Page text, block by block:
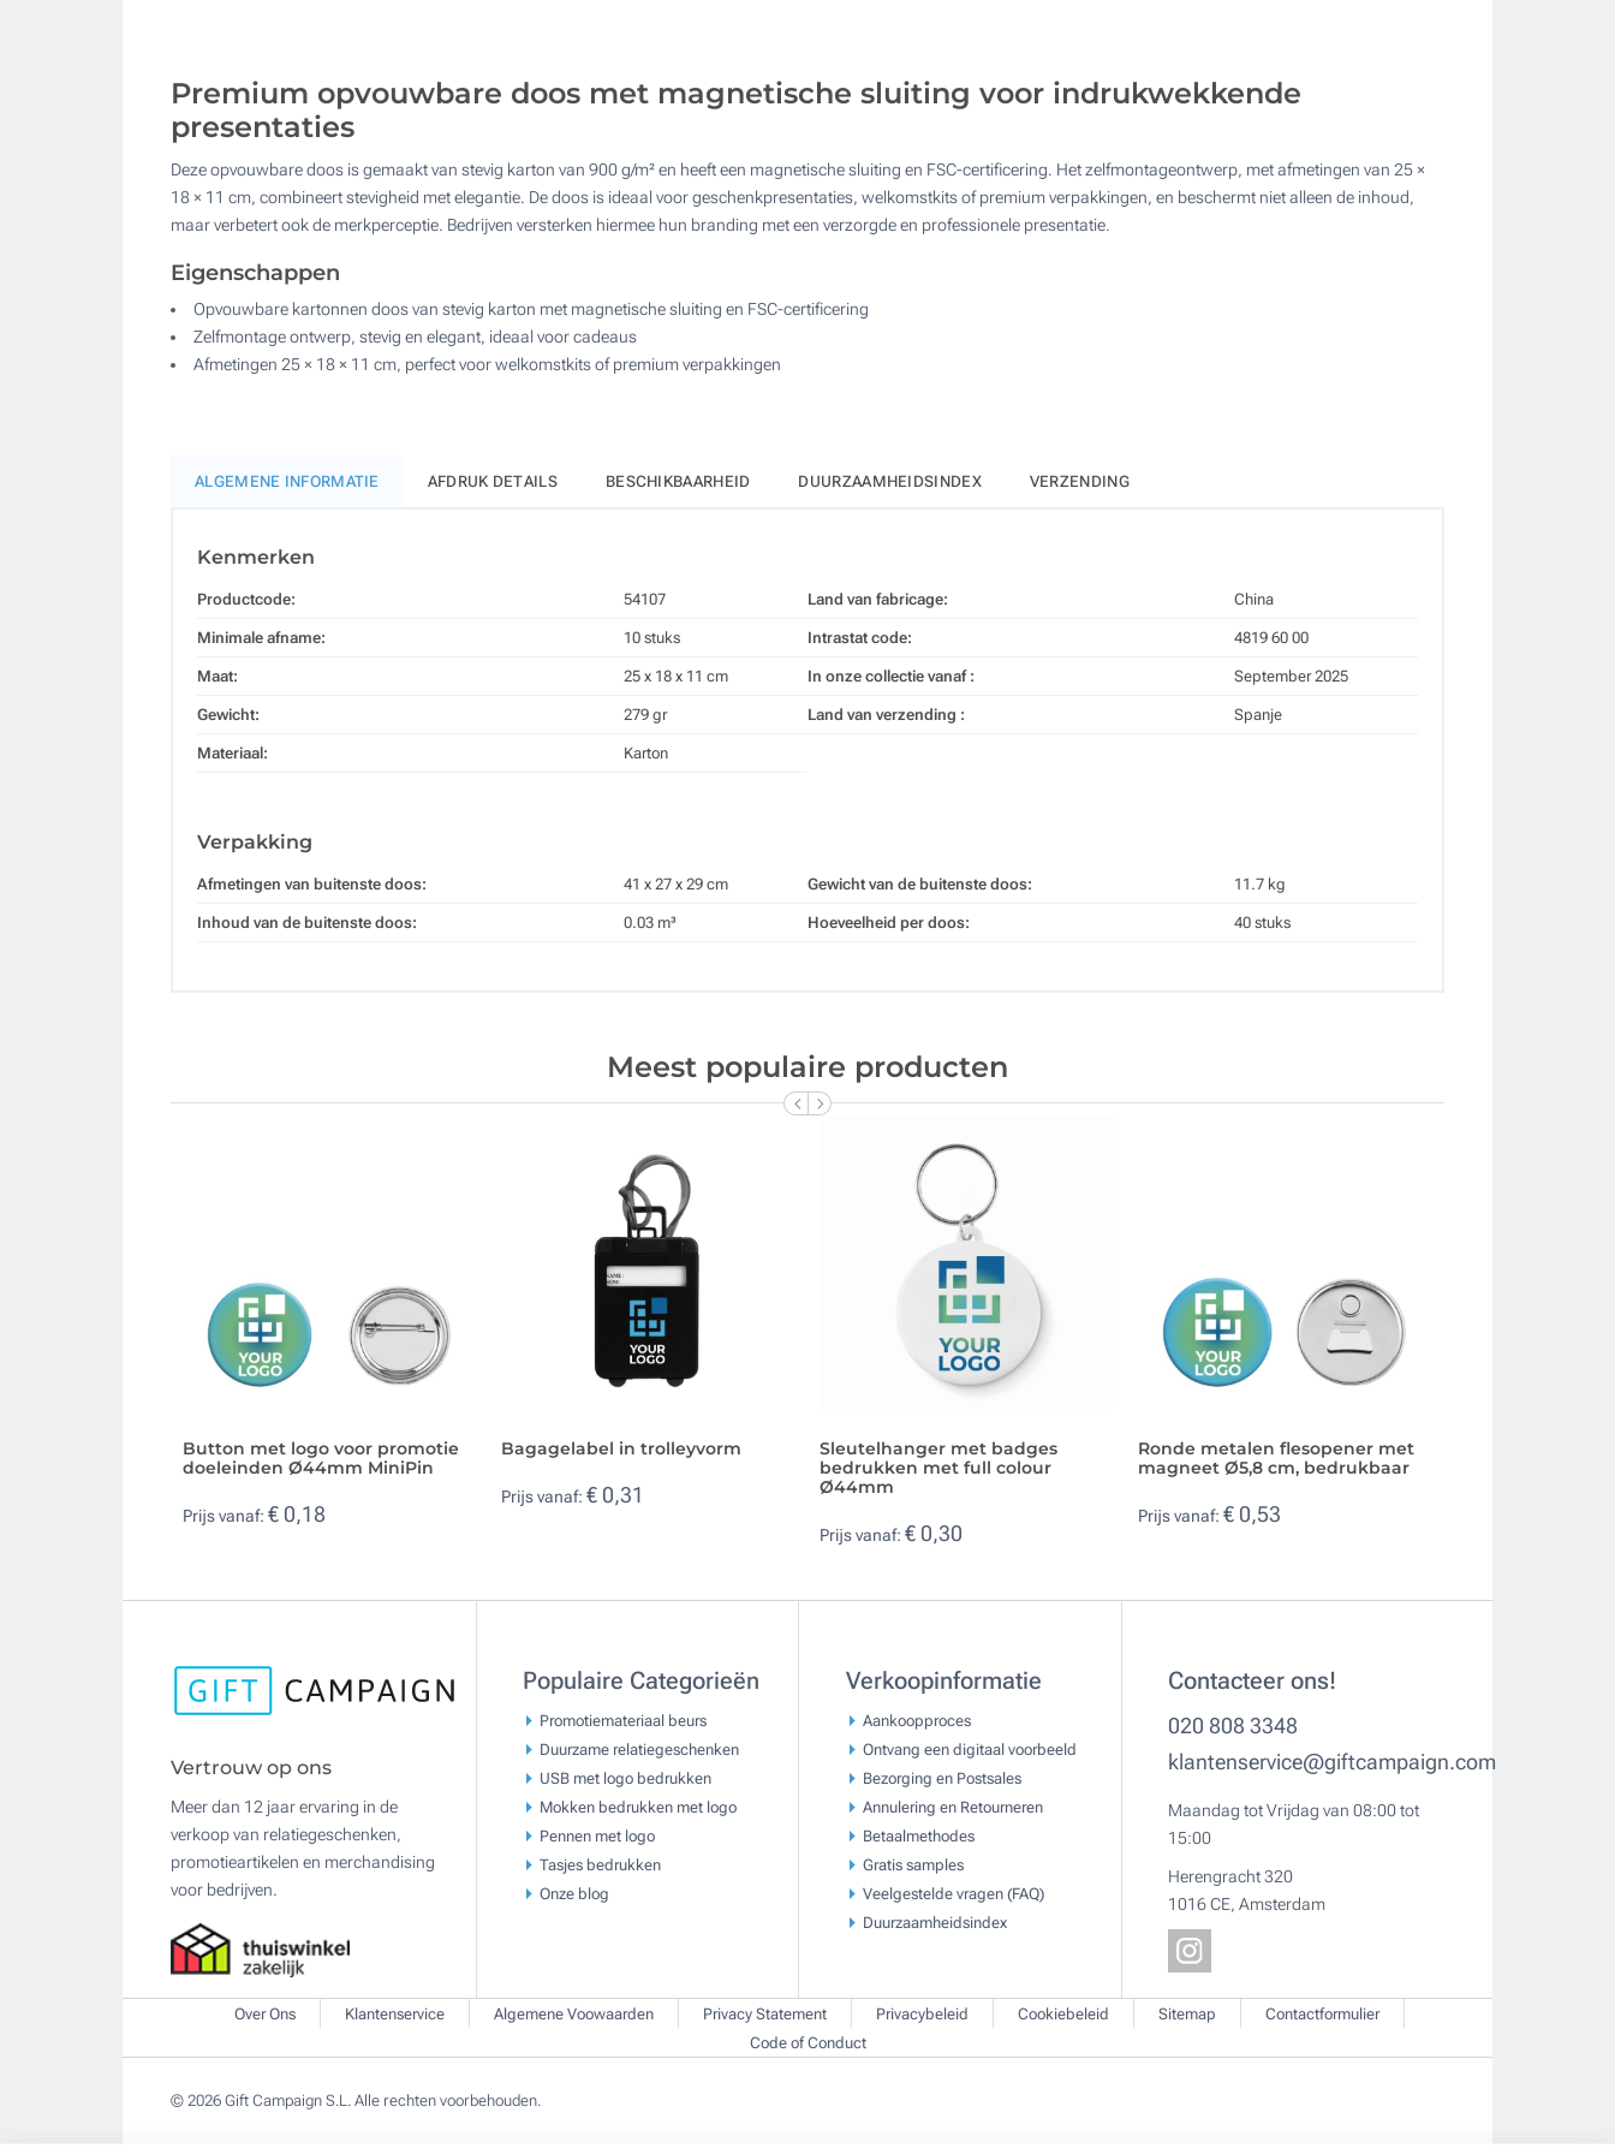
100
Kies jouw aantal : Update
Premium opvouwbare doos met magnetische sluiting voor indrukwekkende
presentaties
Deze opvouwbare doos is gemaakt van stevig karton van 900 g/m² en heeft een magnetische sluiting en FSC-certificering. Het zelfmontageontwerp, met afmetingen van 25 ×
18 × 11 cm, combineert stevigheid met elegantie. De doos is ideaal voor geschenkpresentaties, welkomstkits of premium verpakkingen, en beschermt niet alleen de inhoud,
maar verbetert ook de merkperceptie. Bedrijven versterken hiermee hun branding met een verzorgde en professionele presentatie.
Eigenschappen
Opvouwbare kartonnen doos van stevig karton met magnetische sluiting en FSC-certificering
Zelfmontage ontwerp, stevig en elegant, ideaal voor cadeaus
Afmetingen 25 × 18 × 11 cm, perfect voor welkomstkits of premium verpakkingen
ALGEMENE INFORMATIE AFDRUK DETAILS BESCHIKBAARHEID DUURZAAMHEIDSINDEX VERZENDING
Kenmerken
Productcode: 54107
Minimale afname: 10 stuks
Maat: 25 x 18 x 11 cm
Gewicht: 279 gr
Materiaal: Karton
Land van fabricage: China
Intrastat code: 4819 60 00
In onze collectie vanaf : September 2025
Land van verzending : Spanje
Verpakking
Afmetingen van buitenste doos: 41 x 27 x 29 cm
Inhoud van de buitenste doos: 0.03 m³
Gewicht van de buitenste doos: 11.7 kg
Hoeveelheid per doos: 40 stuks
Meest populaire producten
Button met logo voor promotie
doeleinden Ø44mm MiniPin
Prijs vanaf: € 0,18
Bagagelabel in trolleyvorm
Prijs vanaf: € 0,31
Sleutelhanger met badges
bedrukken met full colour
Ø44mm
Prijs vanaf: € 0,30
Ronde metalen flesopener met
magneet Ø5,8 cm, bedrukbaar
Prijs vanaf: € 0,53
Vertrouw op ons
Meer dan 12 jaar ervaring in de
verkoop van relatiegeschenken,
promotieartikelen en merchandising
voor bedrijven.
Populaire Categorieën
Promotiemateriaal beurs
Duurzame relatiegeschenken
USB met logo bedrukken
Mokken bedrukken met logo
Pennen met logo
Tasjes bedrukken
Onze blog
Verkoopinformatie
Aankoopproces
Ontvang een digitaal voorbeeld
Bezorging en Postsales
Annulering en Retourneren
Betaalmethodes
Gratis samples
Veelgestelde vragen (FAQ)
Duurzaamheidsindex
Contacteer ons!
020 808 3348
klantenservice@giftcampaign.com
Maandag tot Vrijdag van 08:00 tot
15:00
Herengracht 320
1016 CE, Amsterdam
Over Ons Klantenservice Algemene Voowaarden Privacy Statement Privacybeleid Cookiebeleid Sitemap
Contactformulier
Code of Conduct
© 2026 Gift Campaign S.L. Alle rechten voorbehouden.